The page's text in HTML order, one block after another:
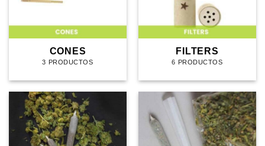
CONES
3 PRODUCTOS
FILTERS
6 PRODUCTOS